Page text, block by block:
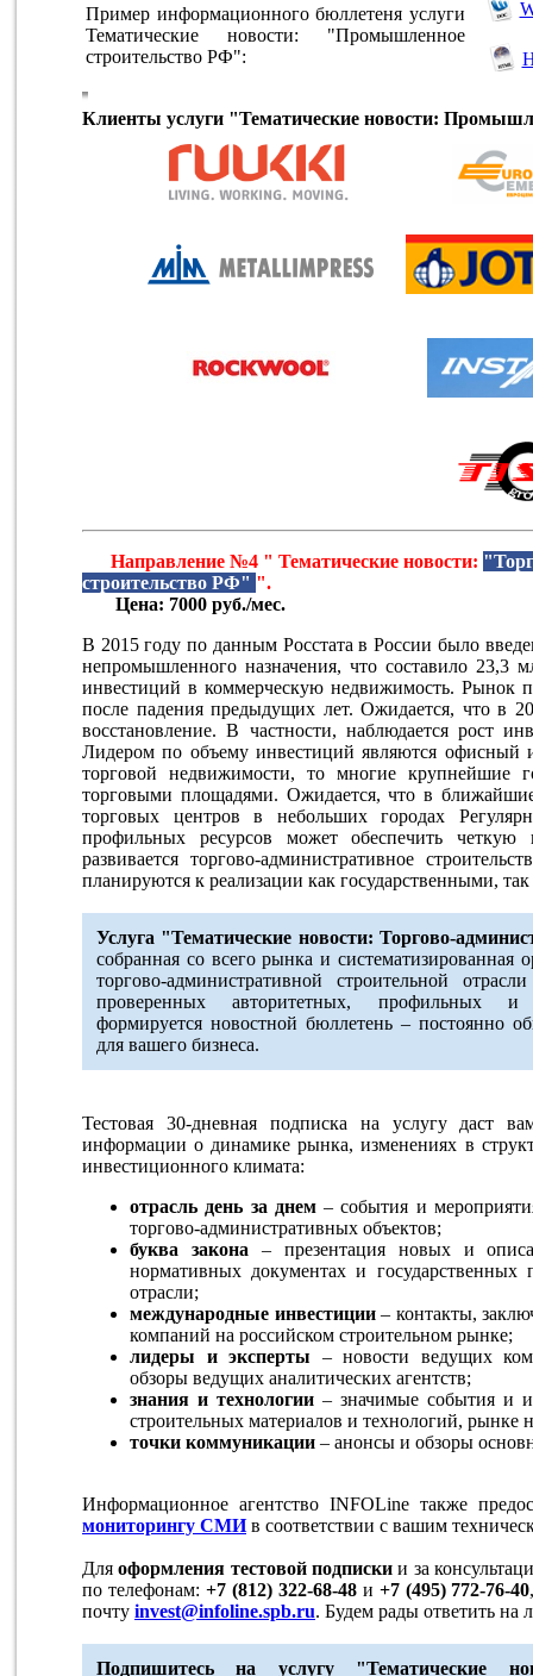
Пример информационного бюллетеня услуги
Тематические новости: "Промышленное
строительство РФ":
Клиенты услуги "Тематические новости:
Направление №4 " Тематические новости:
строительство РФ" ".
Цена: 7000 руб./мес.
В 2015 году по данным Росстата в России было
непромышленного назначения, что составило 23,3
инвестиций в коммерческую недвижимость. Рынок
после падения предыдущих лет. Ожидается, что в
восстановление. В частности, наблюдается рост
Лидером по объему инвестиций являются офисный
торговой недвижимости, то многие крупнейшие
торговыми площадями. Ожидается, что в ближайшие
торговых центров в небольших городах
профильных ресурсов может обеспечить
развивается торгово-административное
планируются к реализации как государственными,
Услуга "Тематические новости: Торгово-
собранная со всего рынка и систематизированная
торгово-административной строительной
проверенных авторитетных, профильных и
формируется новостной бюллетень – постоянно
для вашего бизнеса.
Тестовая 30-дневная подписка на услугу даст
информации о динамике рынка, изменениях в
инвестиционного климата:
отрасль день за днем– события и
торгово-административных объектов;
буква закона – презентация новых и
нормативных документах и государственных
отрасли;
международные инвестиции– контакты,
компаний на российском строительном рынке;
лидеры и эксперты – новости ведущих
обзоры ведущих аналитических агентств;
знания и технологии – значимые события и
строительных материалов и технологий, рынке
точки коммуникации – анонсы и обзоры
Информационное агентство INFOLine также
мониторингу СМИв соответствии с вашим
Дляоформления тестовой подписки и за
по телефонам: +7 (812) 322-68-48и +7 (495) 772-76-40
почту invest@infoline.spb.ru. Будем рады ответить
Подпишитесь на услугу "Тематические